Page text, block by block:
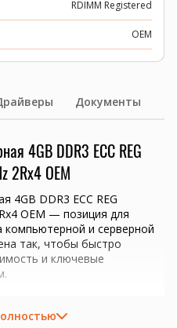
RDIMM Registered
OEM
Документы
4GB DDR3 ECC REG
2Rx4 OEM
4GB DDR3 ECC REG
OEM — позиция для
компьютерной и серверной
так, чтобы быстро
и ключевые